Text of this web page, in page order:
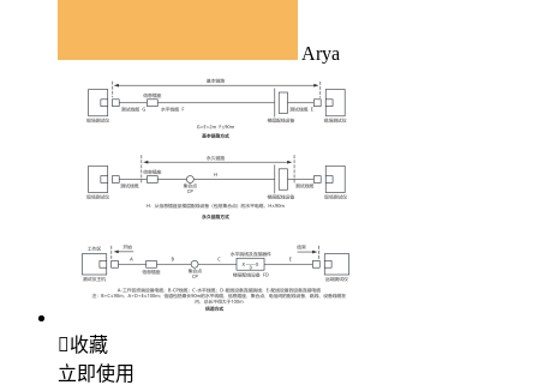
Arya
收藏
立即使用